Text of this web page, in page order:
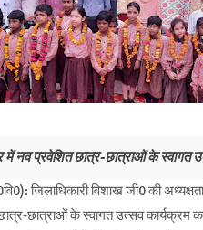
में नव प्रवेशित छात्र-छात्राओं के
जिलाधिकारी विशाख जी0 की
छात्राओं के स्वागत उत्सव कार्यक्रम